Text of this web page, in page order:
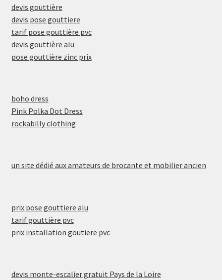
devis gouttière
devis pose gouttiere
tarif pose gouttière pvc
devis gouttière alu
pose gouttière zinc prix
boho dress
Pink Polka Dot Dress
rockabilly clothing
un site dédié aux amateurs de brocante et mobilier ancien
prix pose gouttiere alu
tarif gouttière pvc
prix installation goutiere pvc
devis monte-escalier gratuit Pays de la Loire